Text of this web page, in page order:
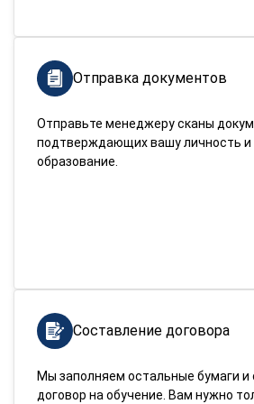
Отправка документов
Отправьте менеджеру сканы
подтверждающих вашу личность
образование.
Составление договора
Мы заполняем остальные бумаги и
договор на обучение. Вам нужно